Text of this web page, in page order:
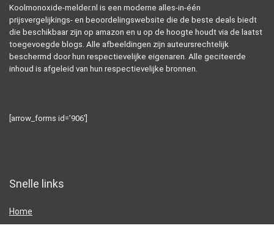
Koolmonoxide-melder.nl is een moderne alles-in-één
prijsvergelijkings- en beoordelingswebsite die de beste deals biedt
die beschikbaar zijn op amazon en u op de hoogte houdt via de laatst
toegevoegde blogs. Alle afbeeldingen zijn auteursrechtelijk
beschermd door hun respectievelijke eigenaren. Alle geciteerde
inhoud is afgeleid van hun respectievelijke bronnen.
[arrow_forms id=’906′]
Snelle links
Home